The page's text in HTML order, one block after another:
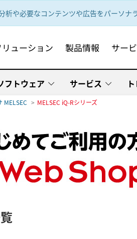
や必要なコンテンツや広告をパーソ
リューション 製品情報 サー
フトウェア サービス
MELSEC MELSEC iQ-Rシリーズ